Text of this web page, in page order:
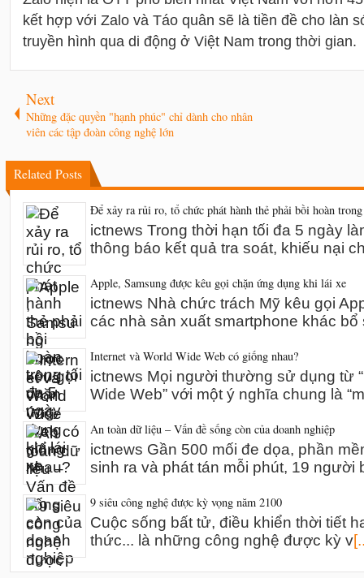
kết hợp với Zalo và Táo quân sẽ là tiền đề cho làn
truyền hình qua di động ở Việt Nam trong thời gian.
Next
Những đặc quyền "hạnh phúc" chỉ dành cho nhân
viên các tập đoàn công nghệ lớn
Related Posts
Để xảy ra rủi ro, tổ chức phát hành thẻ phải bồi hoàn
ictnews Trong thời hạn tối đa 5 ngày
thông báo kết quả tra soát, khiếu nại
Apple, Samsung được kêu gọi chặn ứng dụng khi lái xe
ictnews Nhà chức trách Mỹ kêu gọi
các nhà sản xuất smartphone khác bổ
Internet và World Wide Web có giống nhau?
ictnews Mọi người thường sử dụng từ
Wide Web” với một ý nghĩa chung là
An toàn dữ liệu – Vấn đề sống còn của doanh nghiệp
ictnews Gần 500 mối đe dọa, phần
sinh ra và phát tán mỗi phút, 19 người
9 siêu công nghệ được kỳ vọng năm 2100
Cuộc sống bất tử, điều khiển thời tiết
thức... là những công nghệ được kỳ v